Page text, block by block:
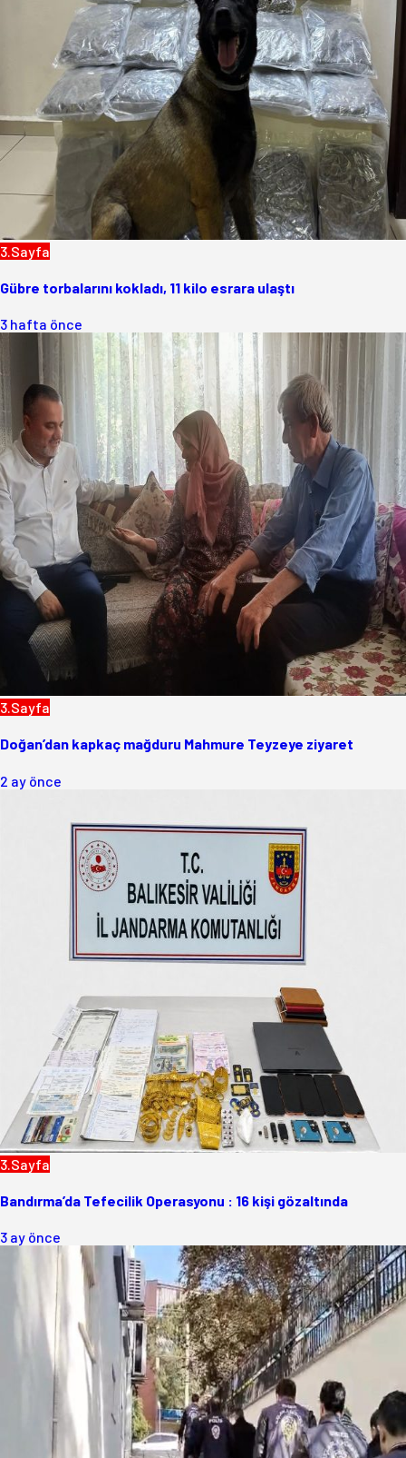
3.Sayfa
Gübre torbalarını kokladı, 11 kilo esrara ulaştı
3 hafta önce
3.Sayfa
Doğan’dan kapkaç mağduru Mahmure Teyzeye ziyaret
2 ay önce
3.Sayfa
Bandırma’da Tefecilik Operasyonu : 16 kişi gözaltında
3 ay önce